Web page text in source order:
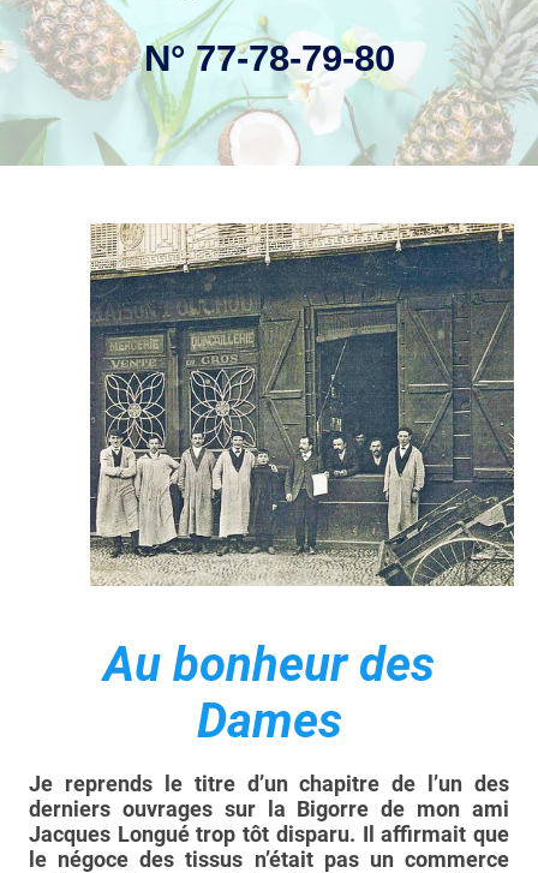
N° 77-78-79-80
Au bonheur des
Dames
Je reprends le titre d’un chapitre de l’un des
derniers ouvrages sur la Bigorre de mon ami
Jacques Longué trop tôt disparu. Il affirmait que
le négoce des tissus n’était pas un commerce